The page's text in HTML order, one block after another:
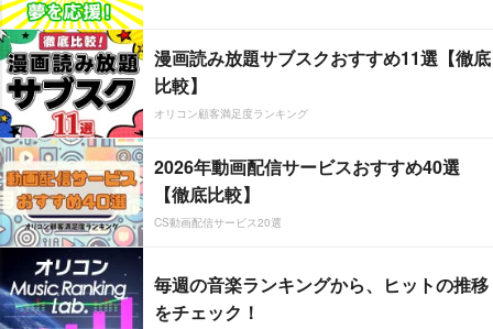
漫画読み放題サブスクおすすめ11選【徹底
比較】
オリコン顧客満足度ランキング
2026年動画配信サービスおすすめ40選
【徹底比較】
CS動画配信サービス20選
毎週の音楽ランキングから、ヒットの推移
をチェック！